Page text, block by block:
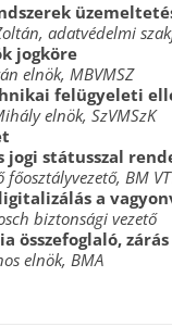
adatvédelmi
jogköre
elnök, MBVMSZ
felügyeleti
elnök, SzVMSzK
jogi státusszal
BM
a
biztonsági vezető
összefoglaló, zárás
elnök, BMA